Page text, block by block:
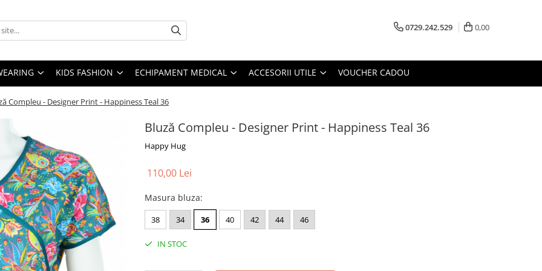
0729.242.529 0,00
KIDS FASHION ECHIPAMENT MEDICAL ACCESORII UTILE VOUCHER CADOU
Compleu - Designer Print - Happiness Teal 36
Bluză Compleu - Designer Print - Happiness Teal 36
Happy Hug
110,00 Lei
Masura bluza:
38 34 36 40 42 44 46
IN STOC